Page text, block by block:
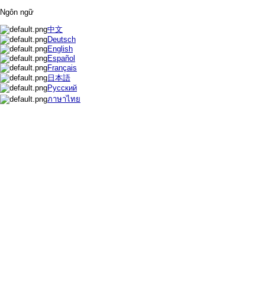
Ngôn ngữ
中文
Deutsch
English
Español
Français
日本語
Русский
ภาษาไทย